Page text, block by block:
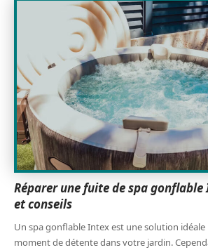
Réparer une fuite de spa
et conseils
Un spa gonflable Intex est une solution
moment de détente dans votre jardin.